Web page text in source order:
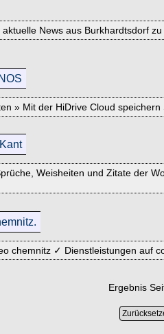
News aus Burkhardtsdorf
» Mit der HiDrive Cloud
Weisheiten und Zitate der
chemnitz ✓ Dienstleistungen auf
Ergebnis